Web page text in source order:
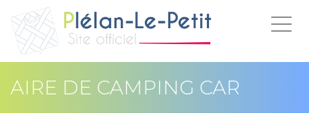
AIRE DE CAMPING CAR